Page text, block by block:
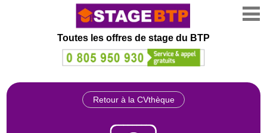
Toutes les offres de stage du BTP
Retour à la CVthèque